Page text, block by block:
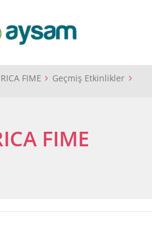
FIME Geçmiş Etkinlikler
FIME